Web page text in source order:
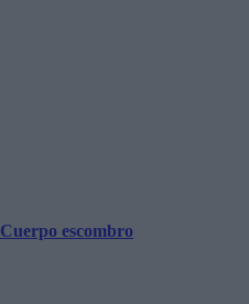
Cuerpo escombro